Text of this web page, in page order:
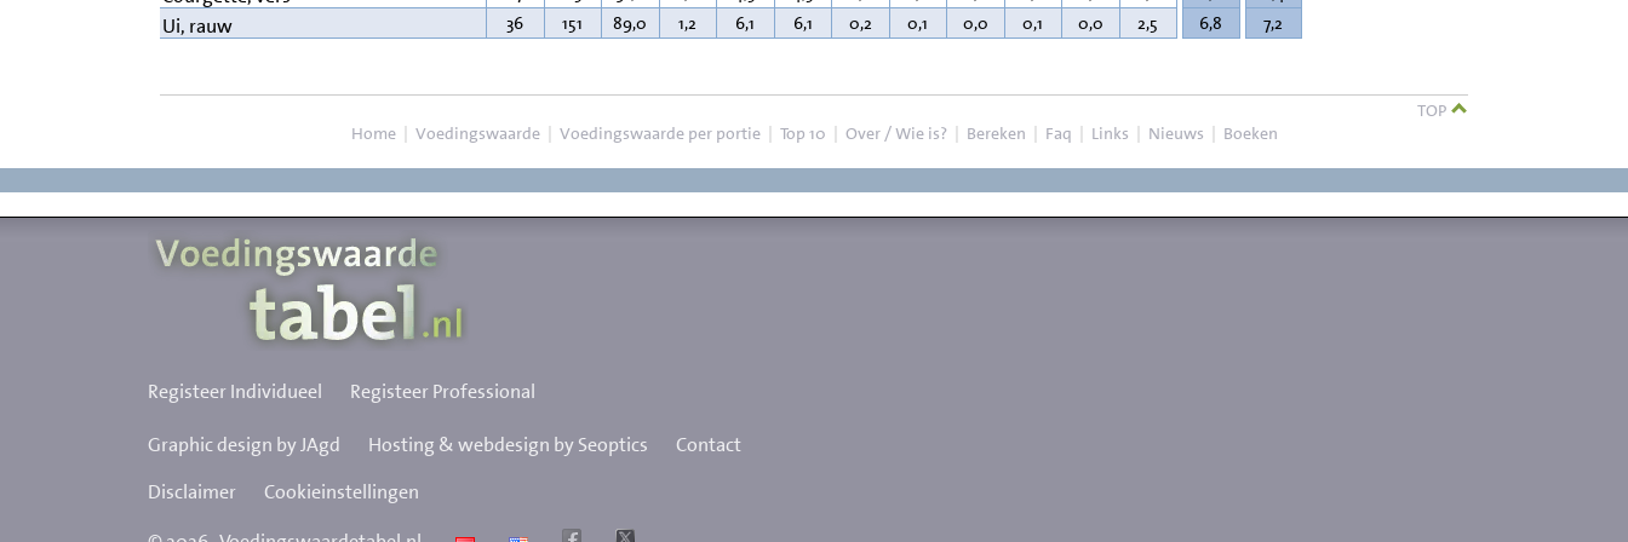
Ui, rauw 36 151 89,0 1,2 6,1 6,1 0,2 0,1 0,0 0,1 0,0 2,5 6,8 7,2
TOP
Home | Voedingswaarde | Voedingswaarde per portie | Top 10 | Over / Wie is? | Bereken | Faq | Links | Nieuws | Boeken
Registeer Individueel Registeer Professional
Graphic design by JAgd Hosting & webdesign by Seoptics
Contact
Disclaimer
Cookieinstellingen